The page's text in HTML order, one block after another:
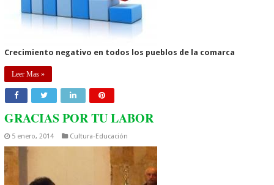
Crecimiento negativo en todos los pueblos de la comarca
Leer Mas »
GRACIAS POR TU LABOR
5 enero, 2014 Cultura-Educación